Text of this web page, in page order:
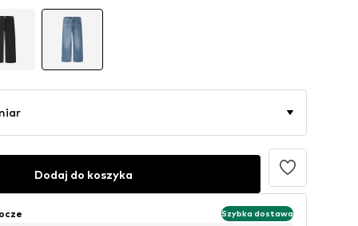
Dodaj do koszyka
Szybka dostawa